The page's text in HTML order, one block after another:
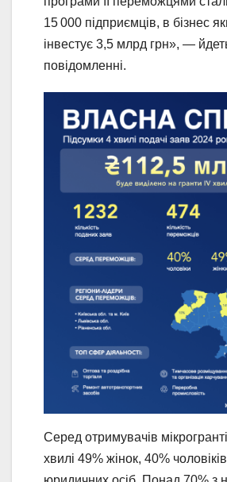
15 000 підприємців, в бізнес
інвестує 3,5 млрд грн», —
повідомленні.
Серед отримувачів
хвилі 49% жінок, 40%